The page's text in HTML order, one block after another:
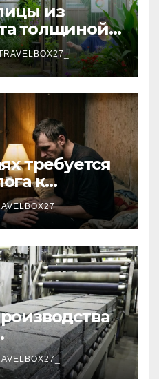
из
толщиной 4
требуется
к
плит